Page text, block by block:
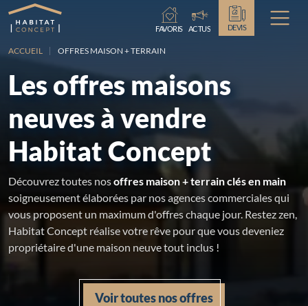
Chargement...
FAVORIS ACTUS DEVIS
ACCUEIL OFFRES MAISON + TERRAIN
Les offres maisons
neuves à vendre
Habitat Concept
Découvrez toutes nosoffres maison + terrain clés en main
soigneusement élaborées par nos agences commerciales qui
vous proposent un maximum d'offres chaque jour. Restez zen,
Habitat Concept réalise votre rêve pour que vous deveniez
propriétaire d'une maison neuve tout inclus !
Voir toutes nos offres